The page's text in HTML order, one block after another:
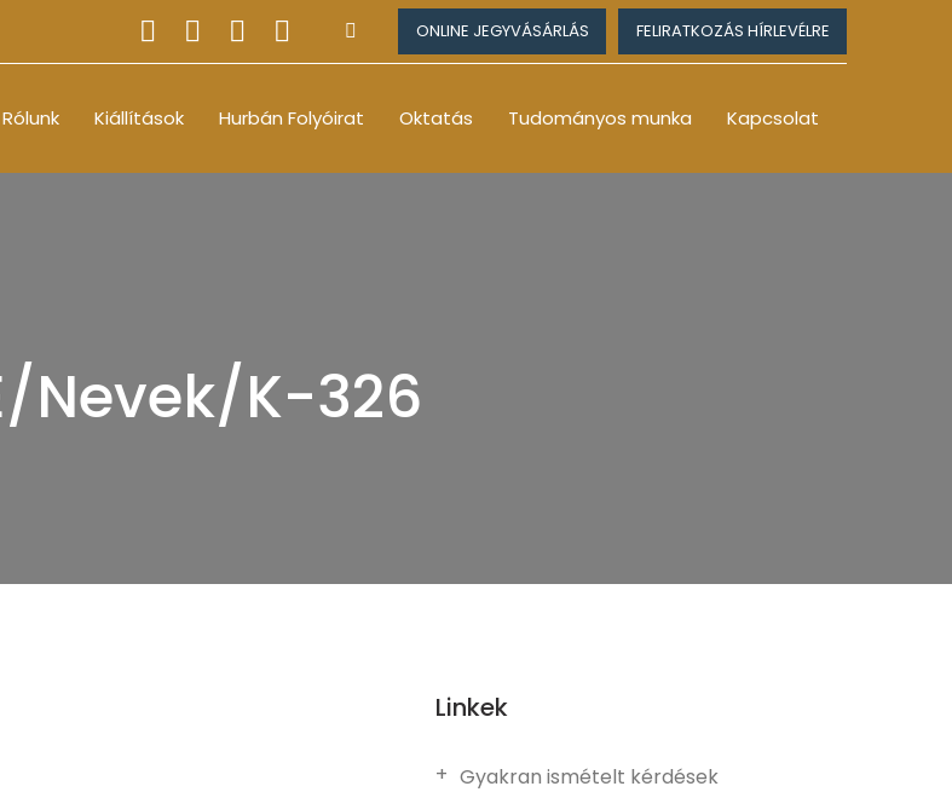
ONLINE JEGYVÁSÁRLÁS FELIRATKOZÁS HÍRLEVÉLRE
Rólunk Kiállítások Hurbán Folyóirat Oktatás Tudományos munka Kapcsolat
Nevek/K-326
Linkek
Gyakran ismételt kérdések